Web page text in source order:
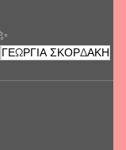
ΓΕΩΡΓΙΑ ΣΚΟΡΔΑΚΗ